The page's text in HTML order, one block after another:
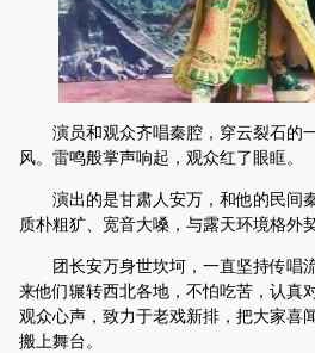
演员和观众齐唱秦腔，穿云裂石的
风。雷鸣般掌声响起，观众红了眼眶。
演出的是甘肃人安万，和他的民间
质朴粗犷、宽音大嗓，与露天环境格外契
团长安万身世坎坷，一直坚持传唱
来他们辗转西北各地，不怕吃苦，认真
观众心声，致力于老戏新排，把大家喜
搬上舞台。